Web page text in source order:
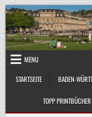
Skip
to
content
MENU
STARTSEITE
BADEN-
TOPP PRINTBÜCHER